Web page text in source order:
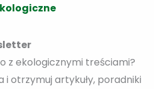
z ekologicznymi treściami?
i otrzymuj artykuły, poradniki